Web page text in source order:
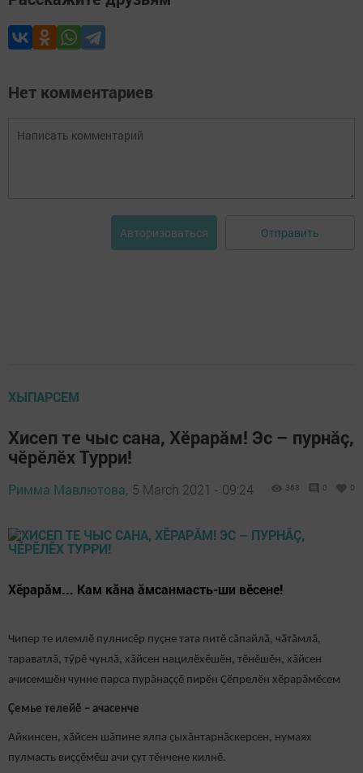
Нет комментариев
Авторизоваться Отправить
ХЫПАРСЕМ
Хисеп те чыс сана, Хĕрарăм! Эс – пурнăç,
чĕрĕлĕх Турри!
Римма Мавлютова, 5 March 2021 - 09:24 363 0 0
Хӗрарӑм... Кам кăна ăмсанмасть-ши вӗсене!
Чипер те илемлӗ пулнисӗр пуçне тата питӗ сӑпайлӑ, чӑтӑмлӑ,
тараватлӑ, тӳрӗ чунлӑ, хӑйсен нацилӗхӗшӗн, тӗнӗшӗн, хӑйсен
ачисемшӗн чунне парса пурăнаççӗ пирӗн Çӗпрелӗн хӗрарăмӗсем
Çемье телейӗ – ачасенче
Айкинсен, хӑйсен шӑпине ялпа ҫыхӑнтарнӑскерсен, нумаях
пулмасть виҫҫӗмӗш ачи çут тӗнчене килнӗ.